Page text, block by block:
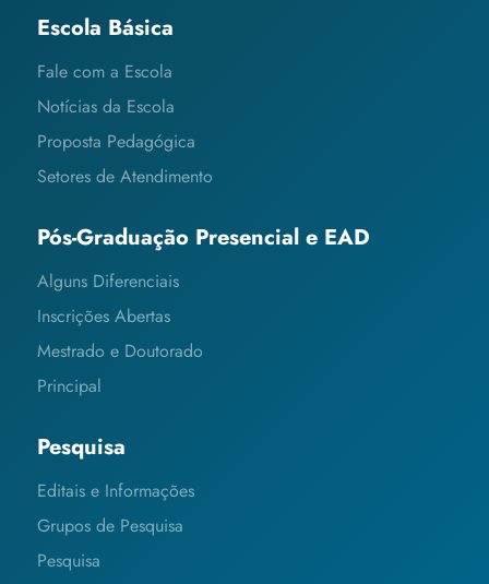
Escola Básica
Fale com a Escola
Notícias da Escola
Proposta Pedagógica
Setores de Atendimento
Pós-Graduação Presencial e EAD
Alguns Diferenciais
Inscrições Abertas
Mestrado e Doutorado
Principal
Pesquisa
Editais e Informações
Grupos de Pesquisa
Pesquisa